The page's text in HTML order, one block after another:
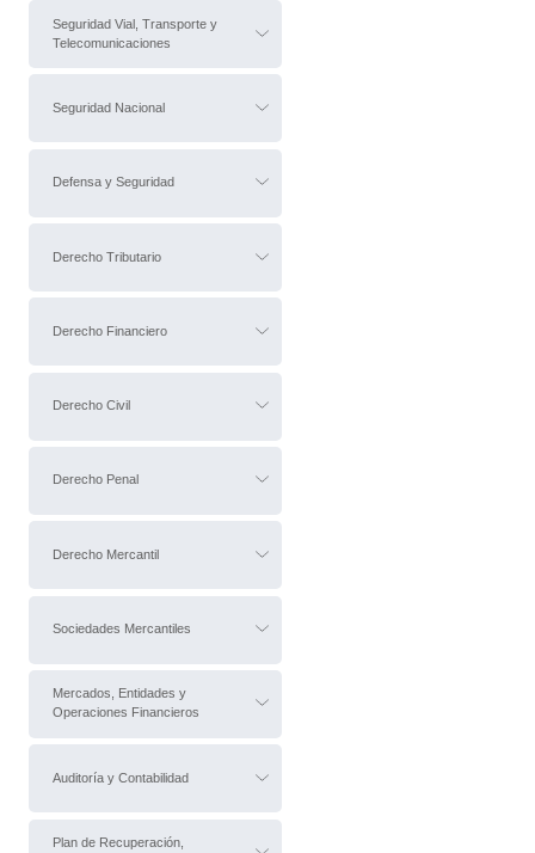
Seguridad Vial, Transporte y
Telecomunicaciones
Seguridad Nacional
Defensa y Seguridad
Derecho Tributario
Derecho Financiero
Derecho Civil
Derecho Penal
Derecho Mercantil
Sociedades Mercantiles
Mercados, Entidades y
Operaciones Financieros
Auditoría y Contabilidad
Plan de Recuperación,